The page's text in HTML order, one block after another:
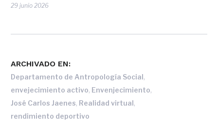
29 junio 2026
ARCHIVADO EN:
Departamento de Antropología Social,
envejecimiento activo, Envenjecimiento,
José Carlos Jaenes, Realidad virtual,
rendimiento deportivo